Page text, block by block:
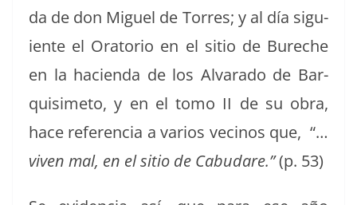
da de don Miguel de Tor­res; y al día sigu­
iente el Ora­to­rio en el sitio de Bureche
en la hacien­da de los Alvara­do de Bar­
quisime­to, y en el tomo II de su obra,
hace ref­er­en­cia a var­ios veci­nos que, “…
viv­en mal, en el sitio de Cabu­dare.”(p. 53)